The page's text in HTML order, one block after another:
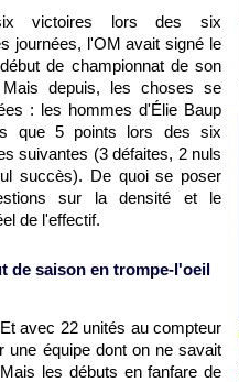
victoires lors des six
journées, l'OM avait signé le
de championnat de son
Mais depuis, les choses se
: les hommes d'Élie Baup
que 5 points lors des six
suivantes (3 défaites, 2 nuls
succès). De quoi se poser
sur la densité et le
de l'effectif.
de saison en trompe-l'oeil
avec 22 unités au compteur
une équipe dont on ne savait
les débuts en fanfare de